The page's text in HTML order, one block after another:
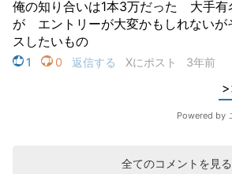
全てのコメントを見る